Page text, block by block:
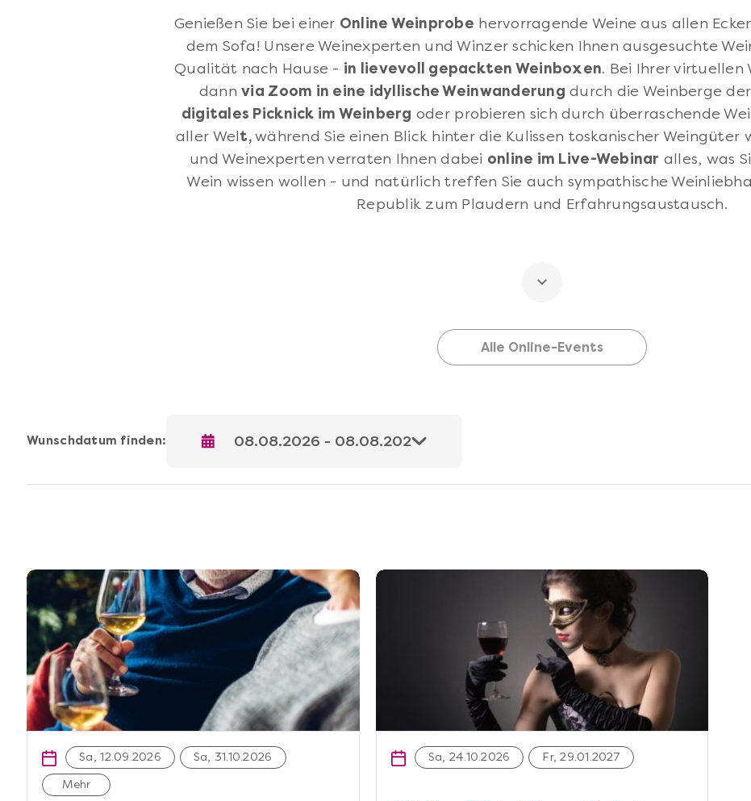
Genießen Sie bei einer Online Weinprobe hervorragende Weine aus allen
dem Sofa! Unsere Weinexperten und Winzer schicken Ihnen ausgesuchte
Qualität nach Hause - in lievevoll gepackten Weinboxen. Bei Ihrer virtuellen
dannvia Zoom in eine idyllische Weinwanderung durch die Weinberge
digitales Picknick im Weinberg oder probieren sich durch überraschende
aller Welt,während Sie einen Blick hinter die Kulissen toskanischer Weingüter
und Weinexperten verraten Ihnen dabei online im Live-Webinar alles, was
Wein wissen wollen - und natürlich treffen Sie auch sympathische
Republik zum Plaudern und Erfahrungsaustausch.
Alle Online-Events
Wunschdatum finden:
Sa, 12.09.2026
Sa, 31.10.2026
Mehr
Sa, 24.10.2026 Fr, 29.01.2027